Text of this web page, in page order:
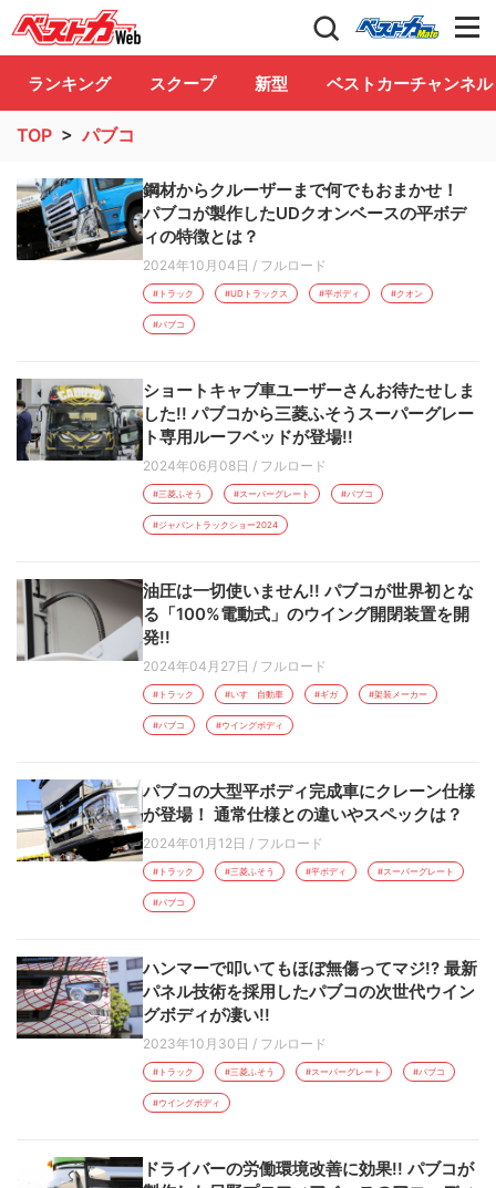
自動車情報誌「ベストカー」 Club
ランキング スクープ 新型 ベストカーチャンネル
TOP >パブコ
鋼材からクルーザーまで何でもおまかせ！
パブコが製作したUDクオンベースの平ボデ
ィの特徴とは？
2024年10月04日 / フルロード
#トラック #UDトラックス #平ボディ #クオン
#パブコ
ショートキャブ車ユーザーさんお待たせしま
した!! パブコから三菱ふそうスーパーグレー
ト専用ルーフベッドが登場!!
2024年06月08日 / フルロード
#三菱ふそう #スーパーグレート #パブコ
#ジャパントラックショー2024
油圧は一切使いません!! パブコが世界初とな
る「100%電動式」のウイング開閉装置を開
発!!
2024年04月27日 / フルロード
#トラック #いすゞ自動車 #ギガ #架装メーカー
#パブコ #ウイングボディ
パブコの大型平ボディ完成車にクレーン仕様
が登場！ 通常仕様との違いやスペックは？
2024年01月12日 / フルロード
#トラック #三菱ふそう #平ボディ #スーパーグレート
#パブコ
ハンマーで叩いてもほぼ無傷ってマジ!? 最新
パネル技術を採用したパブコの次世代ウイン
グボディが凄い!!
2023年10月30日 / フルロード
#トラック #三菱ふそう #スーパーグレート #パブコ
#ウイングボディ
ドライバーの労働環境改善に効果!! パブコが